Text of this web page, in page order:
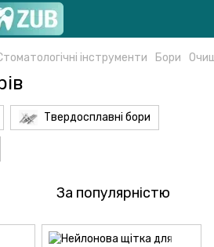
інструменти Бори
Твердосплавні бори
За популярністю